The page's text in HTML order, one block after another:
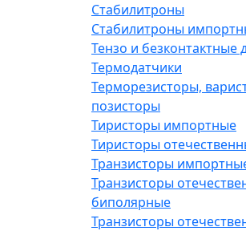
Стабилитроны
Стабилитроны
Тензо и безконтактные
Термодатчики
Терморезисторы,
позисторы
Тиристоры импортные
Тиристоры
Транзисторы
Транзисторы
биполярные
Транзисторы